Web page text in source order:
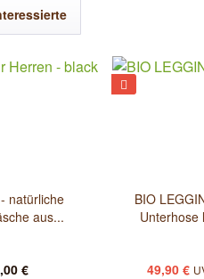
natürliche
aus...
€
BIO
Unterhose
49,90 €